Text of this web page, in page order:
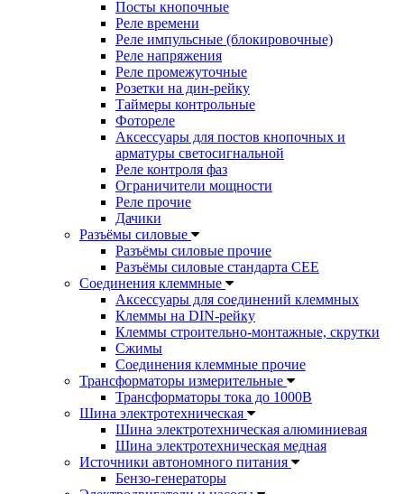
Посты кнопочные
Реле времени
Реле импульсные (блокировочные)
Реле напряжения
Реле промежуточные
Розетки на дин-рейку
Таймеры контрольные
Фотореле
Аксессуары для постов кнопочных и
арматуры светосигнальной
Реле контроля фаз
Ограничители мощности
Реле прочие
Дачики
Разъёмы силовые
Разъёмы силовые прочие
Разъёмы силовые стандарта CEE
Соединения клеммные
Аксессуары для соединений клеммных
Клеммы на DIN-рейку
Клеммы строительно-монтажные, скрутки
Сжимы
Соединения клеммные прочие
Трансформаторы измерительные
Трансформаторы тока до 1000В
Шина электротехническая
Шина электротехническая алюминиевая
Шина электротехническая медная
Источники автономного питания
Бензо-генераторы